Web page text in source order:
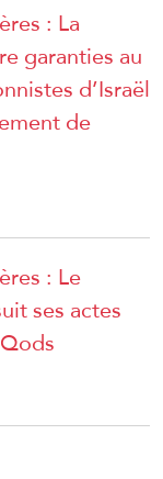
: La
garanties au
d’Israël
de
: Le
ses actes